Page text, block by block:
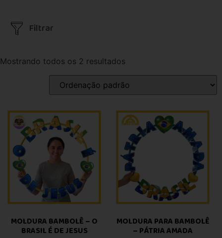
Filtrar
Mostrando todos os 2 resultados
MOLDURA BAMBOLÊ – O
BRASIL É DE JESUS
MOLDURA PARA BAMBOLÊ
– PÁTRIA AMADA